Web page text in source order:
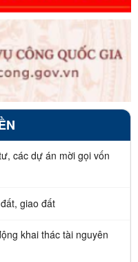
các dự án mời gọi vốn
giao đất
khai thác tài nguyên